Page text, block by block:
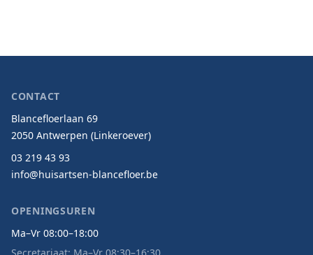
CONTACT
Blancefloerlaan 69
2050 Antwerpen (Linkeroever)
03 219 43 93
info@huisartsen-blancefloer.be
OPENINGSUREN
Ma–Vr 08:00–18:00